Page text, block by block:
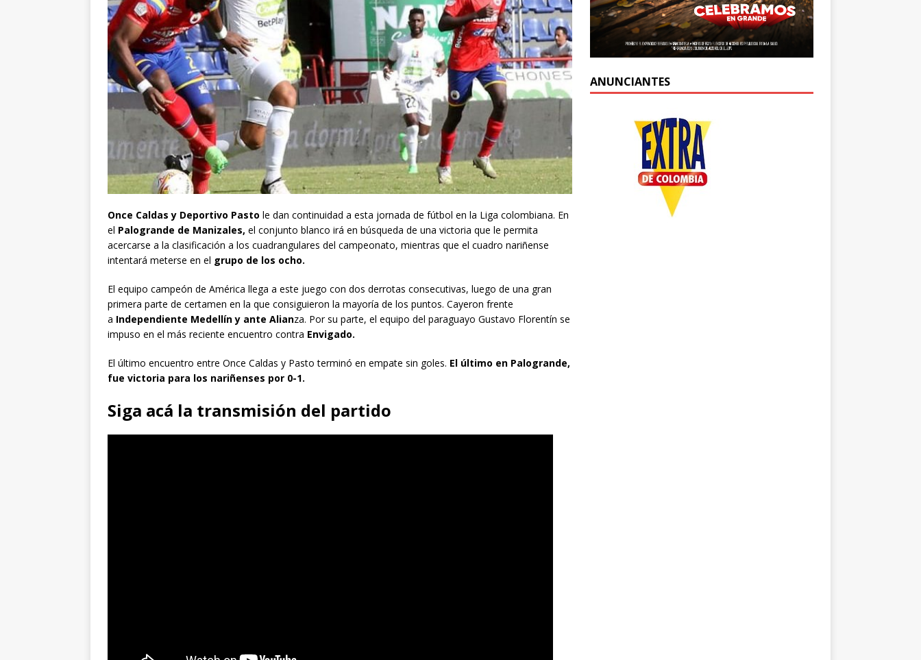
Once Caldas y Deportivo Pasto le dan continuidad a esta jornada de fútbol en la Liga colombiana. En
el Palogrande de Manizales, el conjunto blanco irá en búsqueda de una victoria que le permita
acercarse a la clasificación a los cuadrangulares del campeonato, mientras que el cuadro nariñense
intentará meterse en el grupo de los ocho.
El equipo campeón de América llega a este juego con dos derrotas consecutivas, luego de una gran
primera parte de certamen en la que consiguieron la mayoría de los puntos. Cayeron frente
a Independiente Medellín y ante Alianza. Por su parte, el equipo del paraguayo Gustavo Florentín se
impuso en el más reciente encuentro contra Envigado.
El último encuentro entre Once Caldas y Pasto terminó en empate sin goles. El último en Palogrande,
fue victoria para los nariñenses por 0-1.
Siga acá la transmisión del partido
ANUNCIANTES